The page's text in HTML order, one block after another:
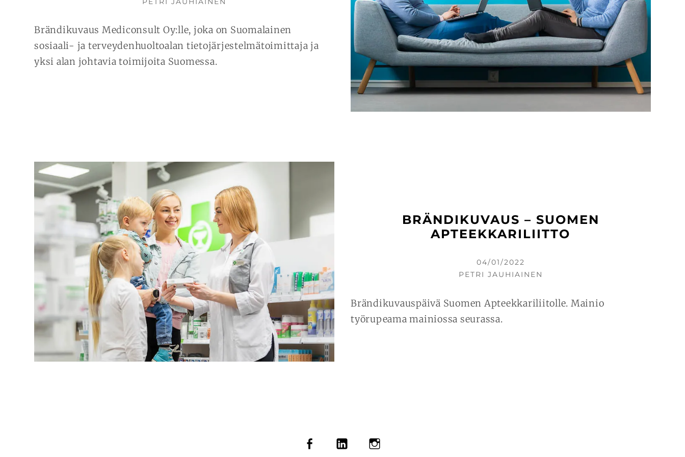
Brändikuvaus Mediconsult Oy:lle, joka on Suomalainen
sosiaali- ja terveydenhuoltoalan tietojärjestelmätoimittaja ja
yksi alan johtavia toimijoita Suomessa.
BRÄNDIKUVAUS – SUOMEN
APTEEKKARILIITTO
KIRJOITETTU
04/01/2022
KIRJOITTAJA
PETRI JAUHIAINEN
Brändikuvauspäivä Suomen Apteekkariliitolle. Mainio
työrupeama mainiossa seurassa.
FACEBOOKLINKEDIN